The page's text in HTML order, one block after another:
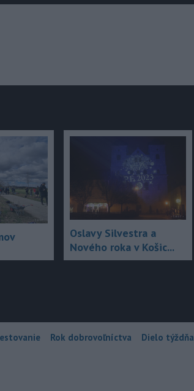
Oslavy Silvestra a
Nového roka v Košic...
Rok dobrovoľníctva Dielo týždňa